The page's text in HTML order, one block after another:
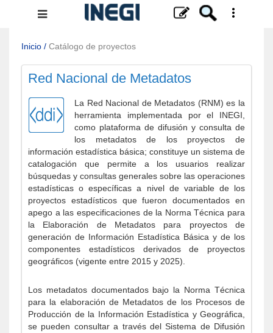
Menú
navegación
Inicio / Catálogo de proyectos
Red Nacional de Metadatos
La Red Nacional de Metadatos (RNM) es la
herramienta implementada por el INEGI,
como plataforma de difusión y consulta de
los metadatos de los proyectos de
información estadística básica; constituye un sistema de
catalogación que permite a los usuarios realizar
búsquedas y consultas generales sobre las operaciones
estadísticas o específicas a nivel de variable de los
proyectos estadísticos que fueron documentados en
apego a las especificaciones de la Norma Técnica para
la Elaboración de Metadatos para proyectos de
generación de Información Estadística Básica y de los
componentes estadísticos derivados de proyectos
geográficos (vigente entre 2015 y 2025).
Los metadatos documentados bajo la Norma Técnica
para la elaboración de Metadatos de los Procesos de
Producción de la Información Estadística y Geográfica,
se pueden consultar a través del Sistema de Difusión